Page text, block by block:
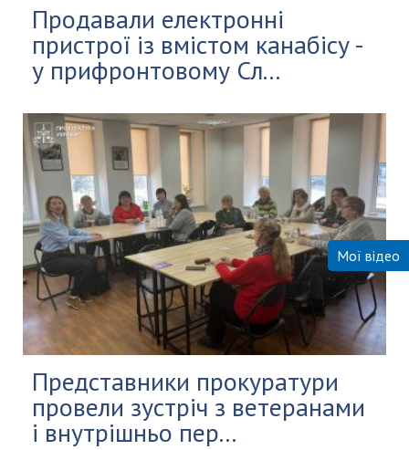
Продавали електронні
пристрої із вмістом канабісу -
у прифронтовому Сл...
Представники прокуратури
провели зустріч з ветеранами
і внутрішньо пер...
Мої відео